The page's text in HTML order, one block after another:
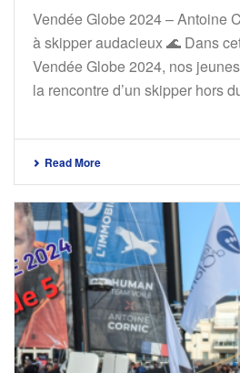
Vendée Globe 2024 – Antoine
à skipper audacieux 🌊 Dans
Vendée Globe 2024, nos
la rencontre d’un skipper hors
Read More